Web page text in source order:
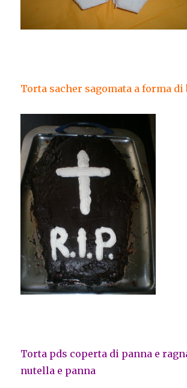
Torta sacher sagomata a forma
Torta pds coperta di panna e
nutella e panna